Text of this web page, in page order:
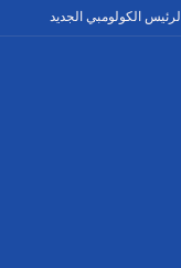
الكولومبي الجديد